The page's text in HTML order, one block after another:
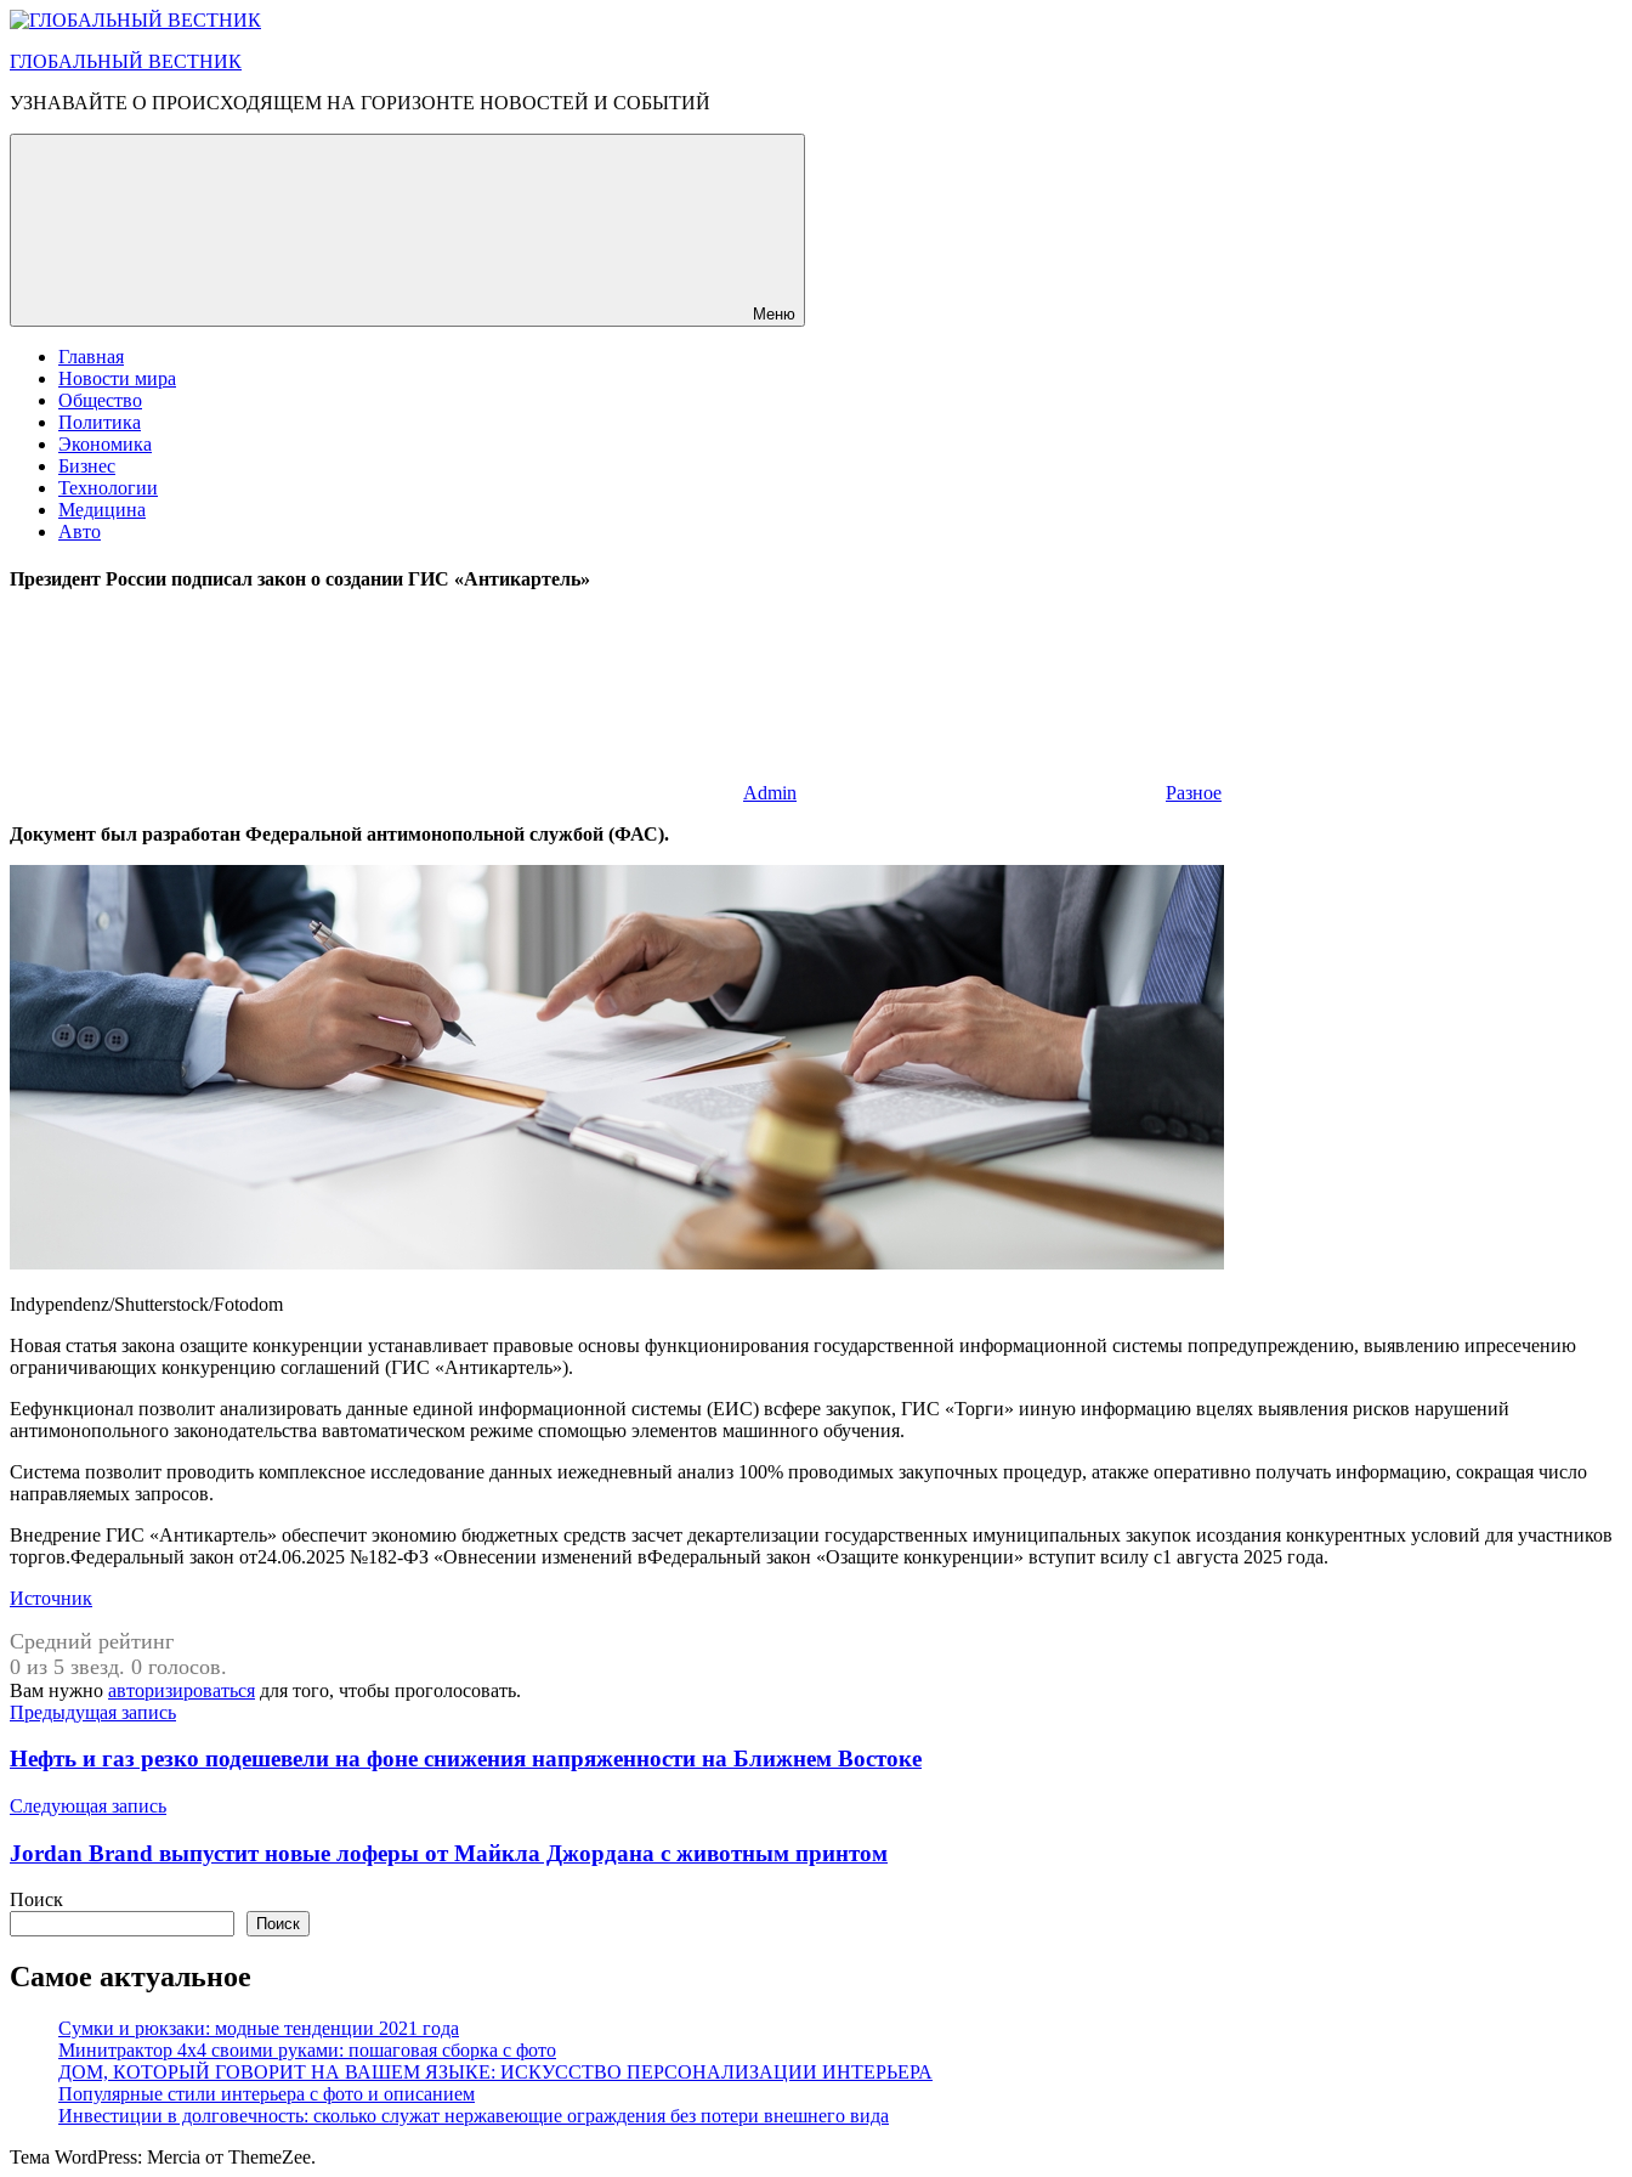
Перейти
содержимому
ГЛОБАЛЬНЫЙ ВЕСТНИК
УЗНАВАЙТЕ О ПРОИСХОДЯЩЕМ НА ГОРИЗОНТЕ НОВОСТЕЙ И СОБЫТИЙ
Меню
Главная
Новости мира
Общество
Политика
Экономика
Бизнес
Технологии
Медицина
Авто
Президент России подписал закон о создании ГИС «Антикартель»
Admin
Разное
Документ был разработан Федеральной антимонопольной службой (ФАС).
Indypendenz/Shutterstock/Fotodom
Новая статья закона озащите конкуренции устанавливает правовые основы функционирования государственной информационной системы попредупреждению, выявлению ипресечению
ограничивающих конкуренцию соглашений (ГИС «Антикартель»).
Еефункционал позволит анализировать данные единой информационной системы (ЕИС) всфере закупок, ГИС «Торги» ииную информацию вцелях выявления рисков нарушений
антимонопольного законодательства вавтоматическом режиме спомощью элементов машинного обучения.
Система позволит проводить комплексное исследование данных иежедневный анализ 100% проводимых закупочных процедур, атакже оперативно получать информацию, сокращая число
направляемых запросов.
Внедрение ГИС «Антикартель» обеспечит экономию бюджетных средств засчет декартелизации государственных имуниципальных закупок исоздания конкурентных условий для участников
торгов.Федеральный закон от24.06.2025 №182-ФЗ «Овнесении изменений вФедеральный закон «Озащите конкуренции» вступит всилу с1 августа 2025 года.
Источник
Средний рейтинг
0 из 5 звезд. 0 голосов.
Вам нужно авторизироваться для того, чтобы проголосовать.
Навигация
по
записям
Предыдущая запись
Нефть и газ резко подешевели на фоне снижения напряженности на Ближнем Востоке
Следующая запись
Jordan Brand выпустит новые лоферы от Майкла Джордана с животным принтом
Поиск
Поиск
Самое актуальное
Сумки и рюкзаки: модные тенденции 2021 года
Минитрактор 4х4 своими руками: пошаговая сборка с фото
ДОМ, КОТОРЫЙ ГОВОРИТ НА ВАШЕМ ЯЗЫКЕ: ИСКУССТВО ПЕРСОНАЛИЗАЦИИ ИНТЕРЬЕРА
Популярные стили интерьера с фото и описанием
Инвестиции в долговечность: сколько служат нержавеющие ограждения без потери внешнего вида
Тема WordPress: Mercia от ThemeZee.